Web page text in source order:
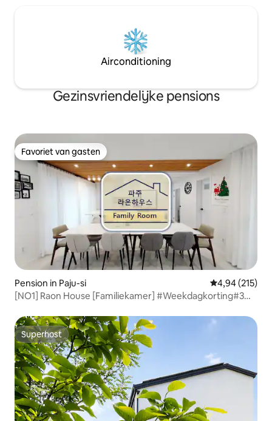
Airconditioning
Gezinsvriendelijke pensions
Favoriet van gasten
Favoriet van gasten
Pension in Paju-si Gemiddelde
4,94 (215)
[NO1] Raon House [Familiekamer] #Weekdagkorting#3
bedden/2 badkamers/privé open haard, BBQ
Superhost
Superhost